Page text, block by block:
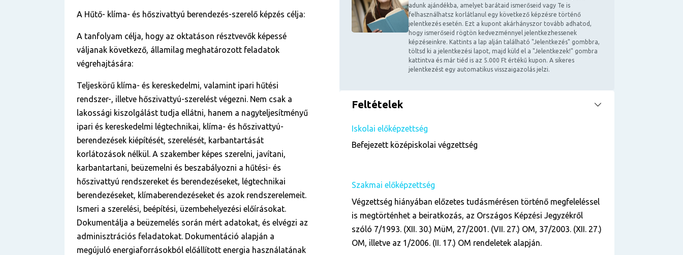
A Hűtő- klíma- és hőszivattyú berendezés-szerelő képzés célja:
A tanfolyam célja, hogy az oktatáson résztvevők képessé
váljanak következő, államilag meghatározott feladatok
végrehajtására:
Teljeskörű klíma- és kereskedelmi, valamint ipari hűtési
rendszer-, illetve hőszivattyú-szerelést végezni. Nem csak a
lakossági kiszolgálást tudja ellátni, hanem a nagyteljesítményű
ipari és kereskedelmi légtechnikai, klíma- és hőszivattyú-
berendezések kiépítését, szerelését, karbantartását
korlátozások nélkül. A szakember képes szerelni, javítani,
karbantartani, beüzemelni és beszabályozni a hűtési- és
hőszivattyú rendszereket és berendezéseket, légtechnikai
berendezéseket, klímaberendezéseket és azok rendszerelemeit.
Ismeri a szerelési, beépítési, üzembehelyezési előírásokat.
Dokumentálja a beüzemelés során mért adatokat, és elvégzi az
adminisztrációs feladatokat. Dokumentáció alapján a
megújuló energiaforrásokból előállított energia használatának
adunk ajándékba, amelyet barátaid ismerőseid vagy Te is
felhasználhatsz korlátlanul egy következő képzésre történő
jelentkezés esetén. Ezt a kupont akárhányszor tovább adhatod,
hogy ismerőseid rögtön kedvezménnyel jelentkezhessenek
képzéseinkre. Kattints a lap alján található "Jelentkezés" gombbra,
töltsd ki a jelentkezési lapot, majd küld el a "Jelentkezek!" gombra
kattintva és már tiéd is az 5.000 Ft értékű kupon. A sikeres
jelentkezést egy automatikus visszaigazolás jelzi.
Feltételek
Iskolai előképzettség
Befejezett középiskolai végzettség
Szakmai előképzettség
Végzettség hiányában előzetes tudásmérésen történő megfeleléssel
is megtörténhet a beiratkozás, az Országos Képzési Jegyzékről
szóló 7/1993. (XII. 30.) MüM, 27/2001. (VII. 27.) OM, 37/2003. (XII. 27.)
OM, illetve az 1/2006. (II. 17.) OM rendeletek alapján.